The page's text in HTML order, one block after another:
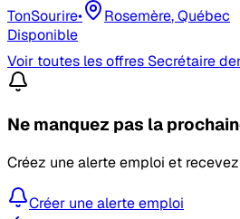
TonSourire• Rosemère, Québec
Disponible
Voir toutes les offres Secrétaire
Ne manquez pas la
Créez une alerte emploi et
Créer une alerte emploi